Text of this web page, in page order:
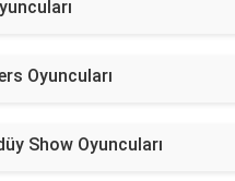
Oyuncuları
Show Oyuncuları